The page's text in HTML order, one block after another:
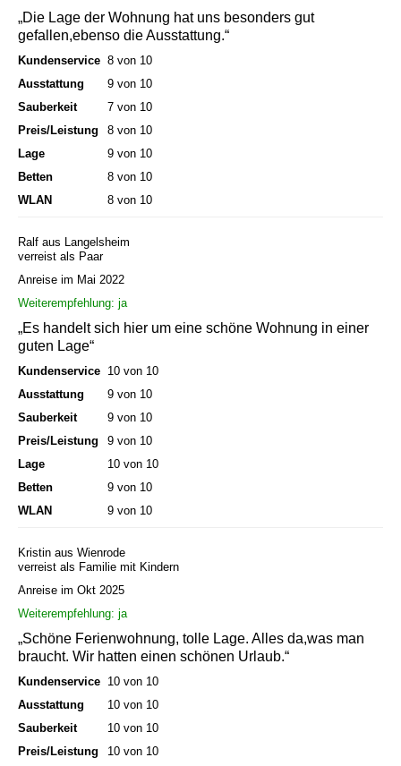
„Die Lage der Wohnung hat uns besonders gut
gefallen,ebenso die Ausstattung.“
Kundenservice 8 von 10
Ausstattung
9 von 10
Sauberkeit
7 von 10
Preis/Leistung
8 von 10
Lage
9 von 10
Betten
8 von 10
WLAN
8 von 10
Ralf aus Langelsheim
verreist als Paar
Anreise im Mai 2022
Weiterempfehlung: ja
„Es handelt sich hier um eine schöne Wohnung in einer
guten Lage“
Kundenservice 10 von 10
Ausstattung
9 von 10
Sauberkeit
9 von 10
Preis/Leistung
9 von 10
Lage
10 von 10
Betten
9 von 10
WLAN
9 von 10
Kristin aus Wienrode
verreist als Familie mit Kindern
Anreise im Okt 2025
Weiterempfehlung: ja
„Schöne Ferienwohnung, tolle Lage. Alles da,was man
braucht. Wir hatten einen schönen Urlaub.“
Kundenservice 10 von 10
Ausstattung
10 von 10
Sauberkeit
10 von 10
Preis/Leistung
10 von 10